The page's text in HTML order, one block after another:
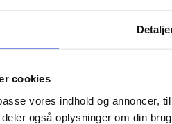
cookies
vores indhold og annoncer,
også oplysninger om din